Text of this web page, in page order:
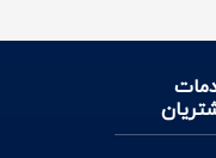
خود قرار می‌دهد.
وبسایت دکترلوکس